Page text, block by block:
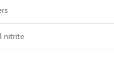
nitrite